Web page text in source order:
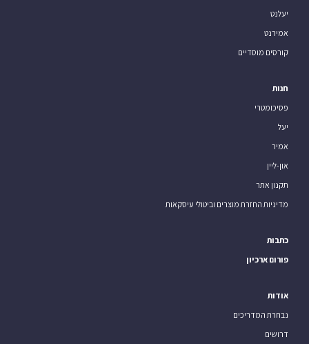
יעלנט
אמירנט
קורסים מוסדיים
חנות
פסיכומטרי
יעל
אמיר
און-ליין
תקנון אתר
מדיניות החזרת מוצרים וביטולי עיסקאות
כתבות
פורום ארכיון
אודות
נבחרת המדריכים
דרושים